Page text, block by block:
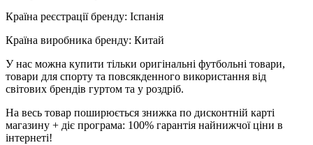
Країна реєстрації бренду: Іспанія
Країна виробника бренду: Китай
У нас можна купити тільки оригінальні футбольні товари,
товари для спорту та повсякденного використання від
світових брендів гуртом та у роздріб.
На весь товар поширюється знижка по дисконтній карті
магазину + діє програма: 100% гарантія найнижчої ціни в
інтернеті!